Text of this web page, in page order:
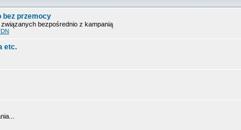
bez przemocy
bezpośrednio z kampanią
etc.